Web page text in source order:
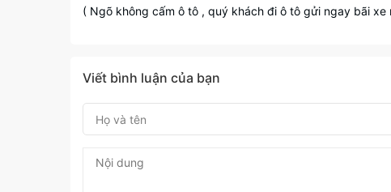
( Ngõ không cấm ô tô , quý khách đi ô tô gửi ngay bãi
Viết bình luận của bạn